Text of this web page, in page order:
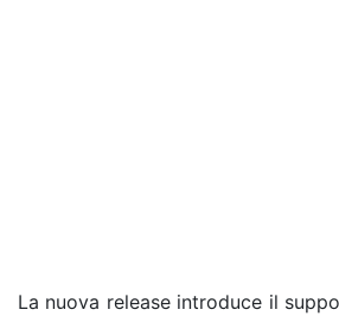
La nuova release introduce il